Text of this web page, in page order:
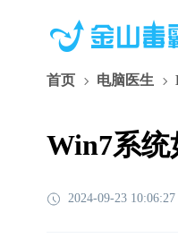
首页 电脑医生
Win7系
2024-09-23 10:06:27